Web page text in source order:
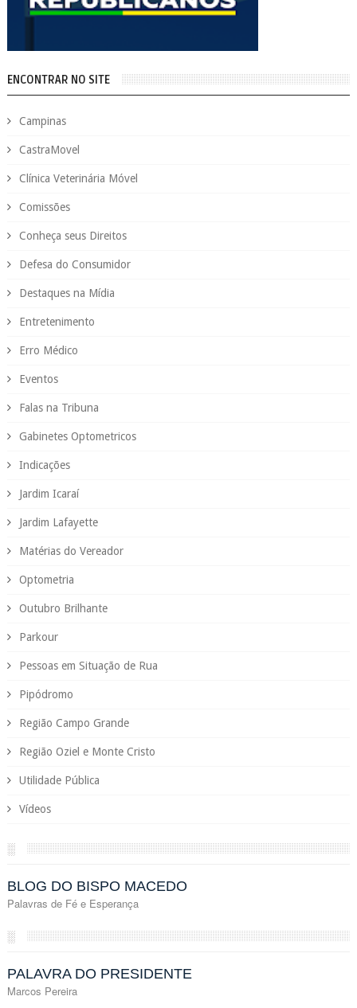
ENCONTRAR NO SITE
Campinas
CastraMovel
Clínica Veterinária Móvel
Comissões
Conheça seus Direitos
Defesa do Consumidor
Destaques na Mídia
Entretenimento
Erro Médico
Eventos
Falas na Tribuna
Gabinetes Optometricos
Indicações
Jardim Icaraí
Jardim Lafayette
Matérias do Vereador
Optometria
Outubro Brilhante
Parkour
Pessoas em Situação de Rua
Pipódromo
Região Campo Grande
Região Oziel e Monte Cristo
Utilidade Pública
Vídeos
░
BLOG DO BISPO MACEDO
Palavras de Fé e Esperança
░
PALAVRA DO PRESIDENTE
Marcos Pereira